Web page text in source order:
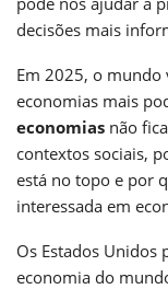
decisões mais
Em 2025, o mundo
economias mais
economias não
contextos sociais,
está no topo e por
interessada em
Os Estados
economia do